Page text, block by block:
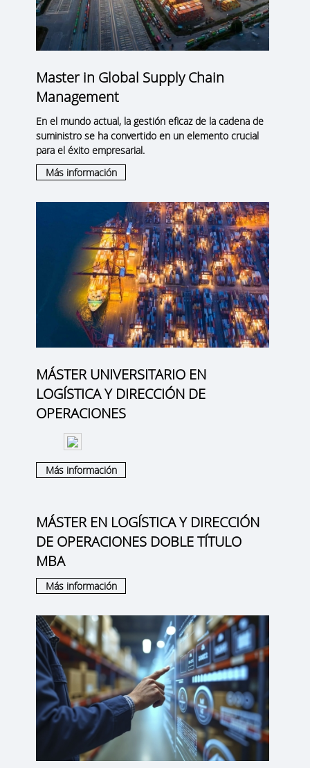
Master in Global Supply Chain
Management
En el mundo actual, la gestión eficaz de la cadena de
suministro se ha convertido en un elemento crucial
para el éxito empresarial.
Más información
MÁSTER UNIVERSITARIO EN
LOGÍSTICA Y DIRECCIÓN DE
OPERACIONES
Más información
MÁSTER EN LOGÍSTICA Y DIRECCIÓN
DE OPERACIONES DOBLE TÍTULO
MBA
Más información